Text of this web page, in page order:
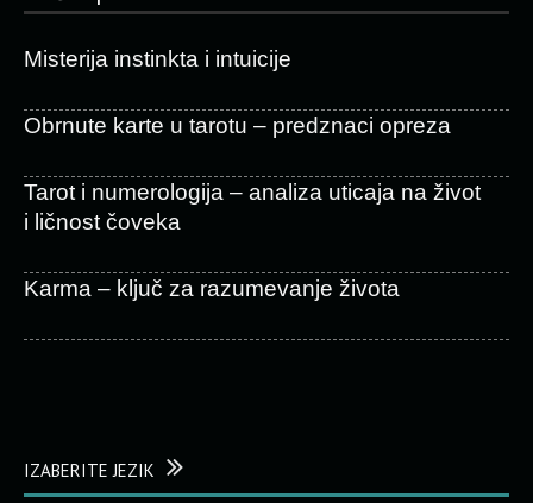
Misterija instinkta i intuicije
Obrnute karte u tarotu – predznaci opreza
Tarot i numerologija – analiza uticaja na život
i ličnost čoveka
Karma – ključ za razumevanje života
IZABERITE JEZIK